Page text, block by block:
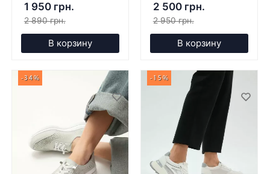
1 950 грн.
2 890 грн.
В корзину
2 500 грн.
2 950 грн.
В корзину
-34% -15%